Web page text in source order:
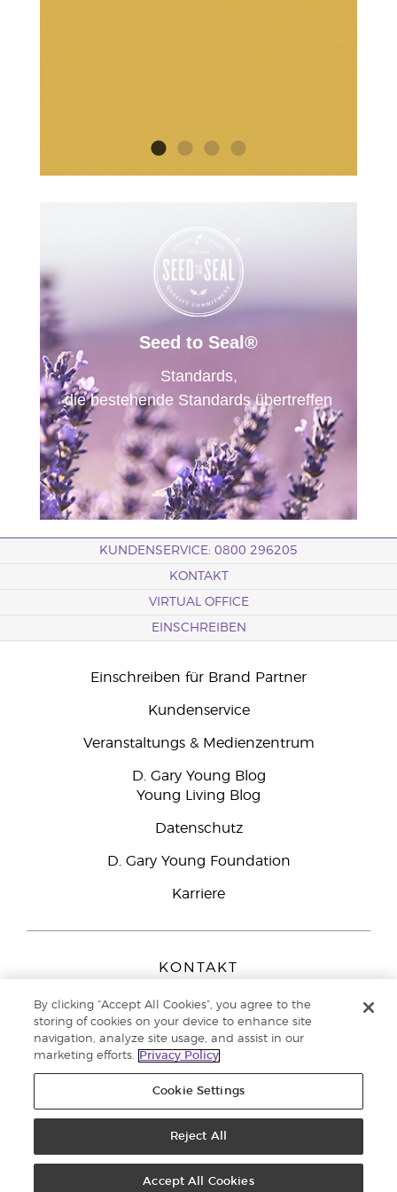
Seed to Seal®
Standards,
die bestehende Standards übertreffen
KUNDENSERVICE: 0800 296205
KONTAKT
VIRTUAL OFFICE
EINSCHREIBEN
Einschreiben für Brand Partner
Kundenservice
Veranstaltungs & Medienzentrum
D. Gary Young Blog
Young Living Blog
Datenschutz
D. Gary Young Foundation
Karriere
KONTAKT
Peizerweg 97
9727 AJ Groningen
Netherlands
Kundenservice:0800-296205
Datenschutzerklärung
By clicking “Accept All Cookies”, you agree to the
storing of cookies on your device to enhance site
navigation, analyze site usage, and assist in our
marketing efforts.
Privacy Policy
Cookie Settings
Reject All
Accept All Cookies